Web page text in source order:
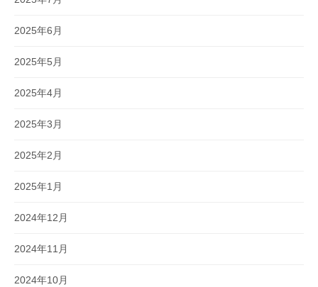
2025年6月
2025年5月
2025年4月
2025年3月
2025年2月
2025年1月
2024年12月
2024年11月
2024年10月